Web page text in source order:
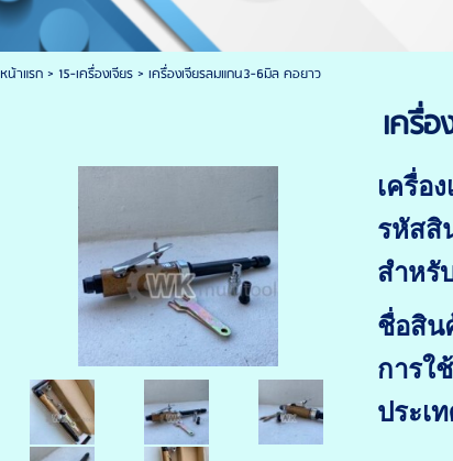
หน้าแรก> 15-เครื่องเจียร> เครื่องเจียรลมแกน3-6มิล คอยาว
เครื่
เครื่อ
รหัสสิ
สำหรั
ชื่อสิน
การใ
ประเ